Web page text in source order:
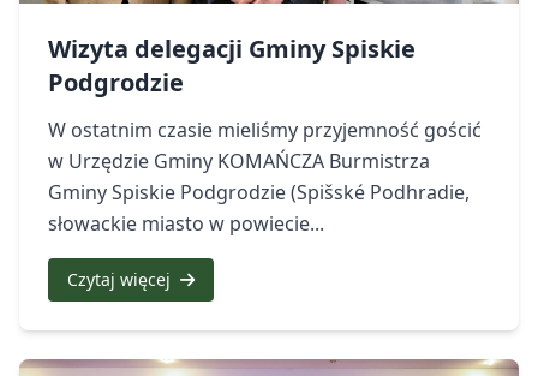
Wizyta delegacji Gminy Spiskie
Podgrodzie
W ostatnim czasie mieliśmy przyjemność gościć
w Urzędzie Gminy KOMAŃCZA Burmistrza
Gminy Spiskie Podgrodzie (Spišské Podhradie,
słowackie miasto w powiecie...
Czytaj więcej